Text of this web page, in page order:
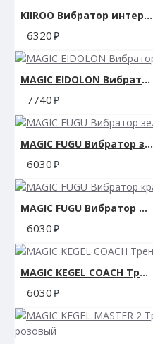
KIIROO Вибратор интерактивный OhMiBod Esca2 for Kiiroo
6320
MAGIC EIDOLON Вибратор
7740
MAGIC FUGU Вибратор зеленый
6030
MAGIC FUGU Вибратор красный
6030
MAGIC KEGEL COACH Тренажер Кегеля розовый
6030